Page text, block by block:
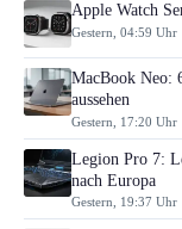
Apple Watch
Gestern, 04:59 Uhr
MacBook Neo:
aussehen
Gestern, 17:20 Uhr
Legion Pro 7:
nach Europa
Gestern, 19:37 Uhr